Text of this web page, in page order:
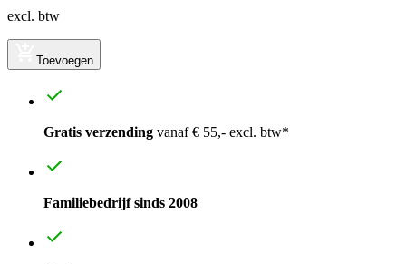
excl. btw
Toevoegen
Gratis verzending vanaf € 55,- excl. btw*
Familiebedrijf sinds 2008